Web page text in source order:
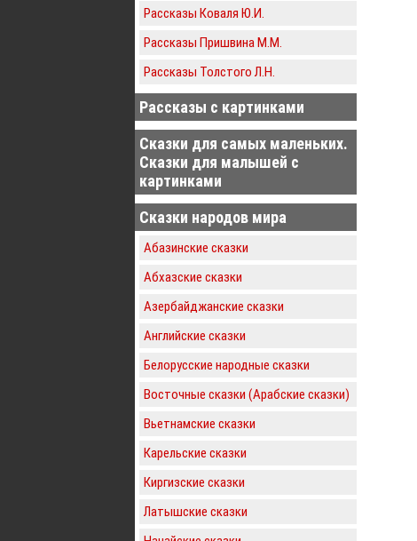
Рассказы Коваля Ю.И.
Рассказы Пришвина М.М.
Рассказы Толстого Л.Н.
Рассказы с картинками
Сказки для самых маленьких.
Сказки для малышей с
картинками
Сказки народов мира
Абазинские сказки
Абхазские сказки
Азербайджанские сказки
Английские сказки
Белорусские народные сказки
Восточные сказки (Арабские сказки)
Вьетнамские сказки
Карельские сказки
Киргизские сказки
Латышские сказки